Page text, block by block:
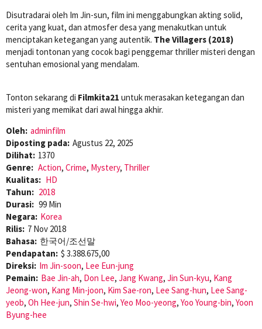
Disutradarai oleh Im Jin-sun, film ini menggabungkan akting solid,
cerita yang kuat, dan atmosfer desa yang menakutkan untuk
menciptakan ketegangan yang autentik. The Villagers (2018)
menjadi tontonan yang cocok bagi penggemar thriller misteri dengan
sentuhan emosional yang mendalam.
Tonton sekarang di Filmkita21 untuk merasakan ketegangan dan
misteri yang memikat dari awal hingga akhir.
Oleh: adminfilm
Diposting pada: Agustus 22, 2025
Dilihat: 1370
Genre: Action, Crime, Mystery, Thriller
Kualitas: HD
Tahun: 2018
Durasi: 99 Min
Negara: Korea
Rilis: 7 Nov 2018
Bahasa: 한국어/조선말
Pendapatan: $ 3.388.675,00
Direksi: Im Jin-soon, Lee Eun-jung
Pemain: Bae Jin-ah, Don Lee, Jang Kwang, Jin Sun-kyu, Kang
Jeong-won, Kang Min-joon, Kim Sae-ron, Lee Sang-hun, Lee Sang-
yeob, Oh Hee-jun, Shin Se-hwi, Yeo Moo-yeong, Yoo Young-bin, Yoon
Byung-hee